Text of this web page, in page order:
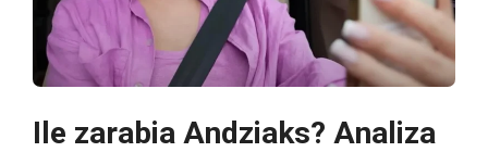
Ile zarabia Andziaks? Analiza